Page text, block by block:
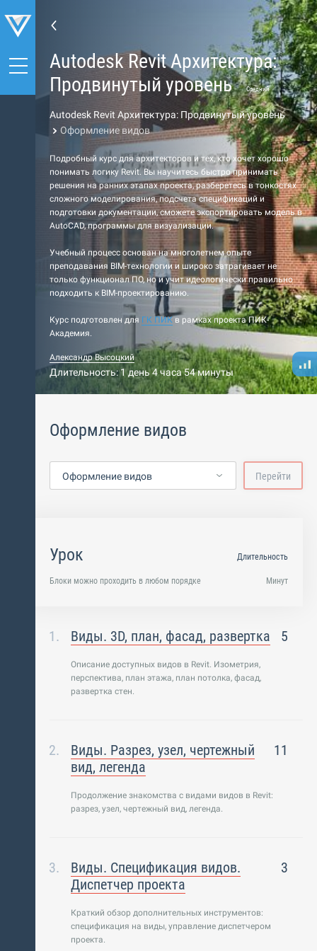
Autodesk Revit Архитектура:
Продвинутый уровень
Средний
Autodesk Revit Архитектура: Продвинутый уровень
Оформление видов
Подробный курс для архитекторов и тех, кто хочет хорошо
понимать логику Revit. Вы научитесь быстро принимать
решения на ранних этапах проекта, разберетесь в тонкостях
сложного моделирования, подсчета спецификаций и
подготовки документации, сможете экспортировать модель в
AutoCAD, программы для визуализации.
Учебный процесс основан на многолетнем опыте
преподавания BIM-технологии и широко затрагивает не
только функционал ПО, но и учит идеологически правильно
подходить к BIM-проектированию.
Курс подготовлен для ГК ПИК в рамках проекта ПИК-
Академия.
Александр Высоцкий
Длительность: 1 день 4 часа 54 минуты
Оформление видов
Оформление видов Перейти
Урок
Блоки можно проходить в любом порядке
Длительность
Минут
Виды. 3D, план, фасад, развертка 5
Описание доступных видов в Revit. Изометрия,
перспектива, план этажа, план потолка, фасад,
развертка стен.
Виды. Разрез, узел, чертежный
вид, легенда
11
Продолжение знакомства с видами видов в Revit:
разрез, узел, чертежный вид, легенда.
Виды. Спецификация видов.
Диспетчер проекта
3
Краткий обзор дополнительных инструментов:
спецификация на виды, управление диспетчером
проекта.